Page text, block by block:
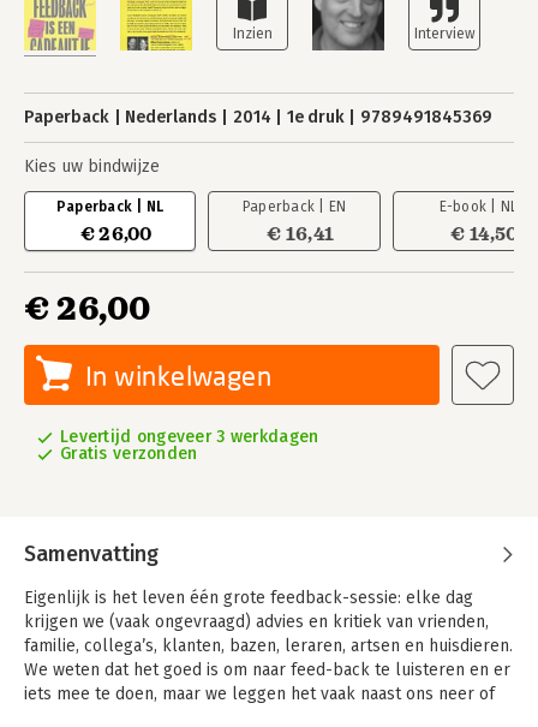
Paperback Nederlands 2014 1e druk 9789491845369
Kies uw bindwijze
Paperback | NL
€ 26,00
Paperback | EN
€ 16,41
E-book | NL
€ 14,50
€ 26,00
In winkelwagen
Levertijd ongeveer 3 werkdagen
Gratis verzonden
Samenvatting
Eigenlijk is het leven één grote feedback-sessie: elke dag
krijgen we (vaak ongevraagd) advies en kritiek van vrienden,
familie, collega’s, klanten, bazen, leraren, artsen en huisdieren.
We weten dat het goed is om naar feed-back te luisteren en er
iets mee te doen, maar we leggen het vaak naast ons neer of